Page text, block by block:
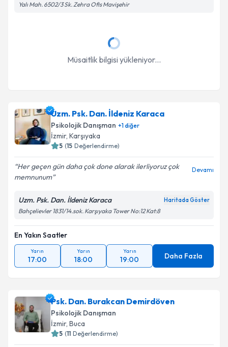
Yalı Mah. 6502/3 Sk. Zehra Ofis Mavişehir
Müsaitlik bilgisi yükleniyor...
Uzm. Psk. Dan. İldeniz Karaca
Psikolojik Danışman +1diğer
İzmir, Karşıyaka
5 (15 Değerlendirme)
Her geçen gün daha çok done alarak ilerliyoruz çok
memnunum
Devamı
Uzm. Psk. Dan. İldeniz Karaca Haritada Göster
Bahçelievler 1831/14.sok. Karşıyaka Tower No:12 Kat:8
En Yakın Saatler
Yarın
17:00
Yarın
18:00
Yarın
19:00 Daha Fazla
Psk. Dan. Burakcan Demirdöven
Psikolojik Danışman
İzmir, Buca
5 (11 Değerlendirme)